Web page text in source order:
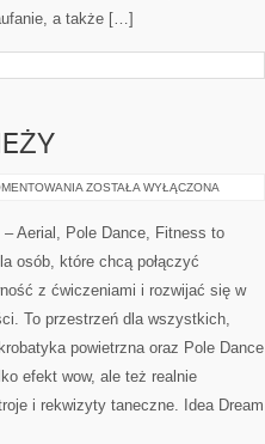
a także […]
TANIEC
I
MŁODZIEŻY
ZOSTAŁA WYŁĄCZONA
– Aerial, Pole Dance, Fitness to
osób, które chcą połączyć
z ćwiczeniami i rozwijać się w
To przestrzeń dla wszystkich,
powietrzna oraz Pole Dance
efekt wow, ale też realnie
i rekwizyty taneczne. Idea Dream